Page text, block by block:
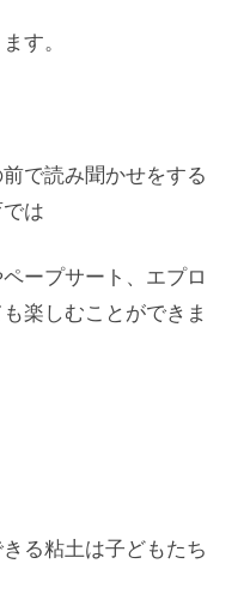
す。
で読み聞かせをする
は
ープサート、エプロ
楽しむことができま
る粘土は子どもたち